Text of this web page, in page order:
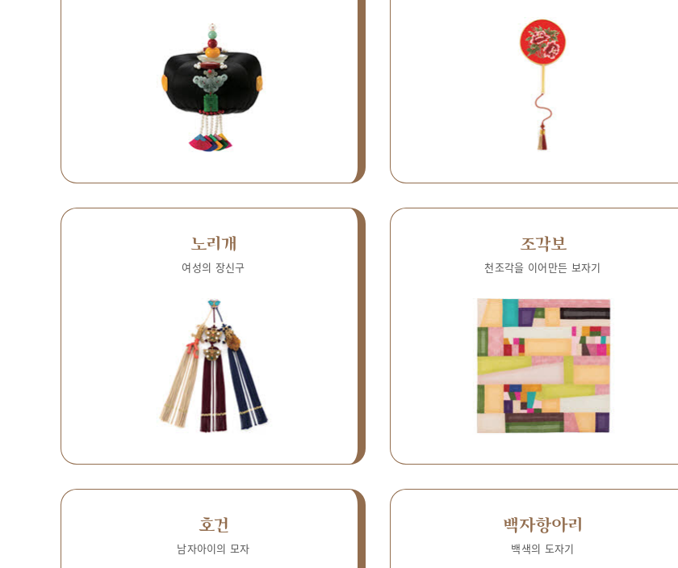
노리개
여성의 장신구
조각보
천조각을 이어만든 보자기
호건
남자아이의 모자
백자항아리
백색의 도자기